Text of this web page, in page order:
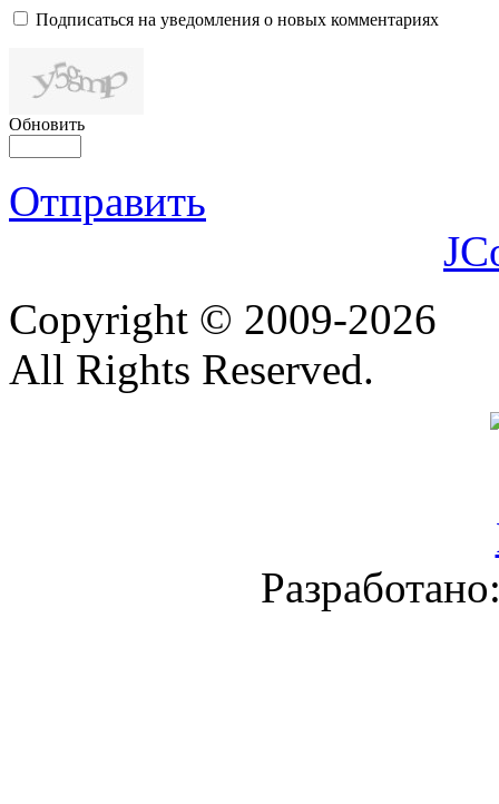
Подписаться на уведомления о новых комментариях
Обновить
Отправить
Copyright © 2009-2026
All Rights Reserved.